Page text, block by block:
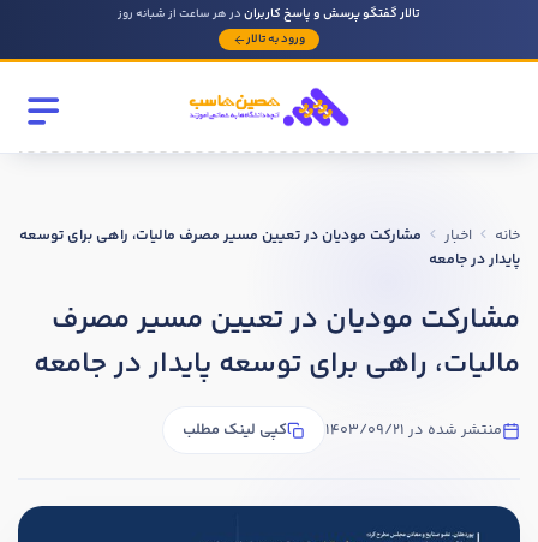
تالار گفتگو پرسش و پاسخ کاربراندر هر ساعت از شبانه روز
ورود به تالار
خانه اخبار
مشارکت مودیان در تعیین مسیر مصرف مالیات، راهی برای توسعه
پایدار در جامعه
مشارکت مودیان در تعیین مسیر مصرف
مالیات، راهی برای توسعه پایدار در جامعه
منتشر شده در 1403/09/21 کپی لینک مطلب
سابقه کار حسابداری
روحیه رهبری دارید ؟
خیر